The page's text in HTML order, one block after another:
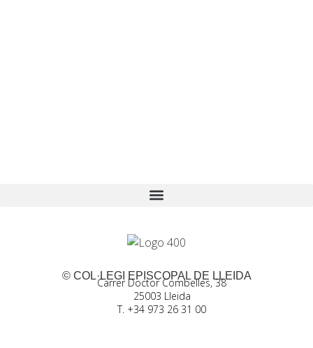
© COL·LEGI EPISCOPAL DE LLEIDA
Carrer Doctor Combelles, 38
25003 Lleida
T. +34 973 26 31 00